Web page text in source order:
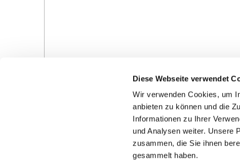
Diese Webseite verwendet
Wir verwenden Cookies, um
anbieten zu können und die
Informationen zu Ihrer
und Analysen weiter. Unsere
zusammen, die Sie ihnen
gesammelt haben.
Gottesdienste in der Pfarrei
Veranstaltungen in der
Pfarrei